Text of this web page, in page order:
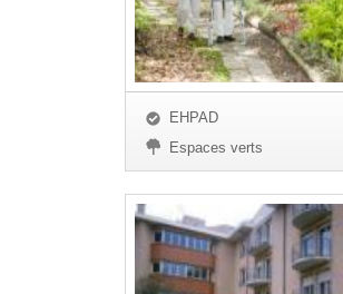
EHPAD
Espaces verts